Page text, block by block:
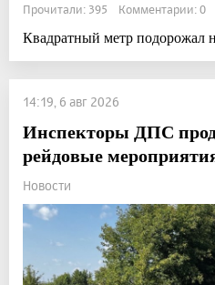
Прочитали: 395 Комментарии: 0
Квадратный метр подорожал
14:19, 6 авг 2026
Инспекторы ДПС
рейдовые
Новости